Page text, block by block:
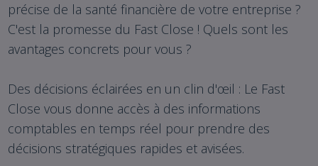
précise de la santé financière de votre entreprise ?
C'est la promesse du Fast Close ! Quels sont les
avantages concrets pour vous ?
Des décisions éclairées en un clin d'œil : Le Fast
Close vous donne accès à des informations
comptables en temps réel pour prendre des
décisions stratégiques rapides et avisées.